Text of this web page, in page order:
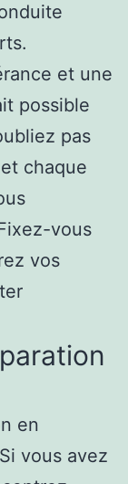
et une
possible
pas
chaque
vous
vos
en
vous avez